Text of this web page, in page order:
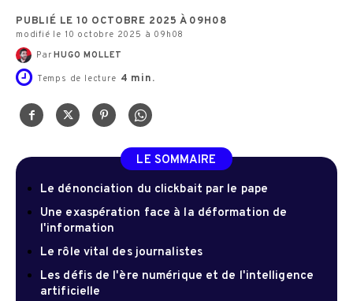
PUBLIÉ LE 10 OCTOBRE 2025 À 09H08
modifié le 10 octobre 2025 à 09h08
Par HUGO MOLLET
Temps de lecture 4 min.
LE SOMMAIRE
Le dénonciation du clickbait par le pape
Une exaspération face à la déformation de
l'information
Le rôle vital des journalistes
Les défis de l'ère numérique et de l'intelligence
artificielle